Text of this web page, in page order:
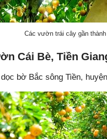
Các vườn trái cây gần
Cái Bè, Tiền
bờ Bắc sông Tiền,